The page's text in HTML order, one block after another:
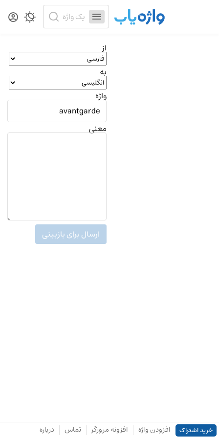
از
به
واژه
معنی
ارسال برای بازبینی
خرید اشتراک افزودن واژه افزونه مرورگر تماس درباره